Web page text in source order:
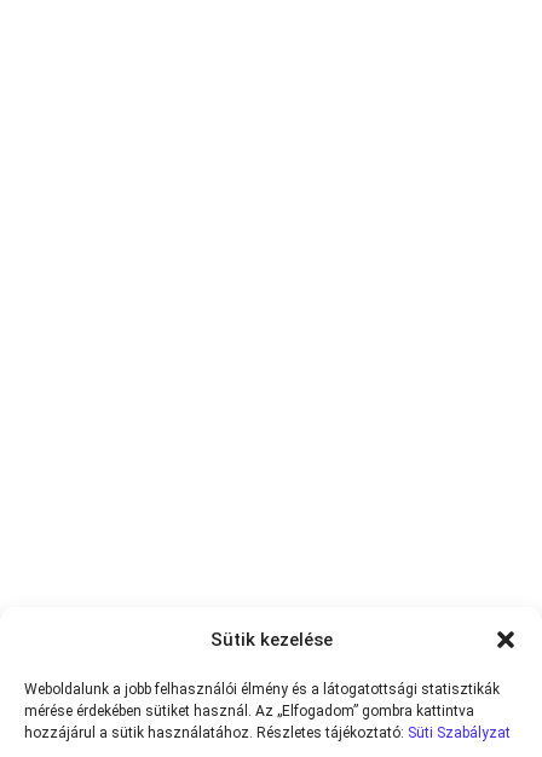
Sütik kezelése
Weboldalunk a jobb felhasználói élmény és a látogatottsági statisztikák
mérése érdekében sütiket használ. Az „Elfogadom” gombra kattintva
hozzájárul a sütik használatához. Részletes tájékoztató: Süti Szabályzat